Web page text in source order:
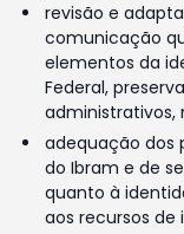
revisão e
comunicação
elementos da
Federal,
administrativos,
adequação dos
do Ibram e de
quanto à
aos recursos de